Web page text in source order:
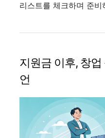
리스트를 체크하며 준
지원금 이후, 창
언